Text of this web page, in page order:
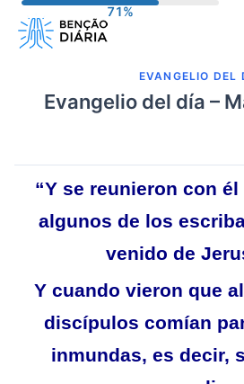
EVANGELIO DEL
Evangelio del día –
“Y se reunieron con
algunos de los
venido de
Y cuando vieron que
discípulos comían
inmundas, es decir,